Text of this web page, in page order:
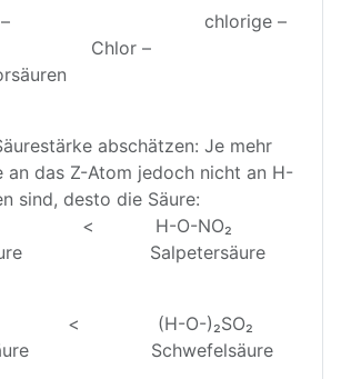
– chlorige –
–
abschätzen: Je mehr
an das Z-Atom jedoch nicht an H-
sind, desto die Säure:
< H-O-NO₂
Säure Salpetersäure
< (H-O-)₂SO₂
Säure Schwefelsäure